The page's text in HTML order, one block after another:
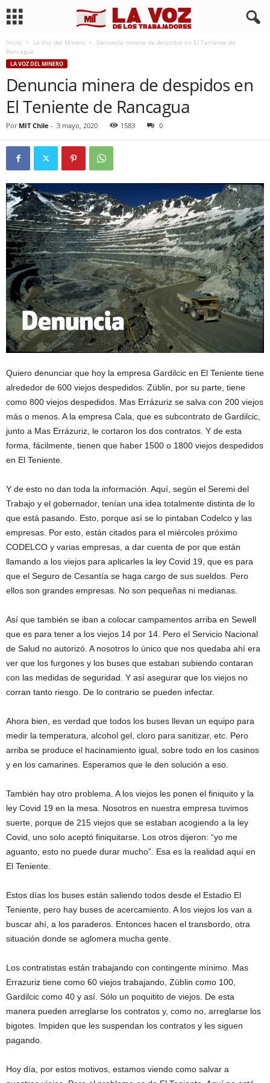
Inicio La Voz del Minero
Denuncia minera de despidos en El Teniente de
Rancagua
LA VOZ DEL MINERO
Denuncia minera de despidos en
El Teniente de Rancagua
Por MIT Chile - 3 mayo, 2020 1583 0
Quiero denunciar que hoy la empresa Gardilcic en El Teniente tiene
alrededor de 600 viejos despedidos. Züblin, por su parte, tiene
como 800 viejos despedidos. Mas Errázuriz se salva con 200 viejos
más o menos. A la empresa Cala, que es subcontrato de Gardilcic,
junto a Mas Errázuriz, le cortaron los dos contratos. Y de esta
forma, fácilmente, tienen que haber 1500 o 1800 viejos despedidos
en El Teniente.
Y de esto no dan toda la información. Aquí, según el Seremi del
Trabajo y el gobernador, tenían una idea totalmente distinta de lo
que está pasando. Esto, porque así se lo pintaban Codelco y las
empresas. Por esto, están citados para el miércoles próximo
CODELCO y varias empresas, a dar cuenta de por que están
llamando a los viejos para aplicarles la ley Covid 19, que es para
que el Seguro de Cesantía se haga cargo de sus sueldos. Pero
ellos son grandes empresas. No son pequeñas ni medianas.
Así que también se iban a colocar campamentos arriba en Sewell
que es para tener a los viejos 14 por 14. Pero el Servicio Nacional
de Salud no autorizó. A nosotros lo único que nos quedaba ahí era
ver que los furgones y los buses que estaban subiendo contaran
con las medidas de seguridad. Y así asegurar que los viejos no
corran tanto riesgo. De lo contrario se pueden infectar.
Ahora bien, es verdad que todos los buses llevan un equipo para
medir la temperatura, alcohol gel, cloro para sanitizar, etc. Pero
arriba se produce el hacinamiento igual, sobre todo en los casinos
y en los camarines. Esperamos que le den solución a eso.
También hay otro problema. A los viejos les ponen el finiquito y la
ley Covid 19 en la mesa. Nosotros en nuestra empresa tuvimos
suerte, porque de 215 viejos que se estaban acogiendo a la ley
Covid, uno solo aceptó finiquitarse. Los otros dijeron: “yo me
aguanto, esto no puede durar mucho”. Esa es la realidad aquí en
El Teniente.
Estos días los buses están saliendo todos desde el Estadio El
Teniente, pero hay buses de acercamiento. A los viejos los van a
buscar ahí, a los paraderos. Entonces hacen el transbordo, otra
situación donde se aglomera mucha gente.
Los contratistas están trabajando con contingente mínimo. Mas
Errazuriz tiene como 60 viejos trabajando, Züblin como 100,
Gardilcic como 40 y así. Sólo un poquitito de viejos. De esta
manera pueden arreglarse los contratos y, como no, arreglarse los
bigotes. Impiden que les suspendan los contratos y les siguen
pagando.
Hoy día, por estos motivos, estamos viendo como salvar a